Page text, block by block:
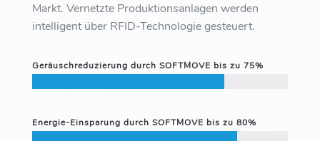
Markt. Vernetzte Produktionsanlagen werden
intelligent über RFID-Technologie gesteuert.
Geräuschreduzierung durch SOFTMOVE bis zu 75%
Energie-Einsparung durch SOFTMOVE bis zu 80%